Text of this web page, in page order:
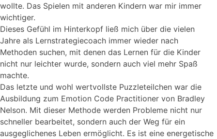
wollte. Das Spielen mit anderen Kindern war mir immer
wichtiger.
Dieses Gefühl im Hinterkopf ließ mich über die vielen
Jahre als Lernstrategiecoach immer wieder nach
Methoden suchen, mit denen das Lernen für die Kinder
nicht nur leichter wurde, sondern auch viel mehr Spaß
machte.
Das letzte und wohl wertvollste Puzzleteilchen war die
Ausbildung zum Emotion Code Practitioner von Bradley
Nelson. Mit dieser Methode werden Probleme nicht nur
schneller bearbeitet, sondern auch der Weg für ein
ausgeglichenes Leben ermöglicht. Es ist eine energetische